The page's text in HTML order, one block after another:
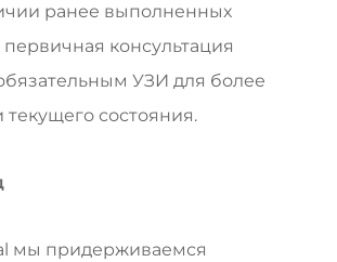
ранее выполненных
консультация
УЗИ для более
состояния.
мы придерживаемся